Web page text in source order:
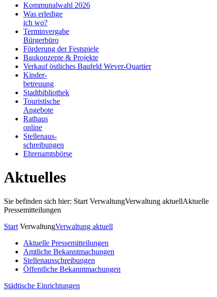
Kommunalwahl 2026
Was erledige
ich wo?
Terminvergabe
Bürgerbüro
Förderung der Festspiele
Baukonzepte & Projekte
Verkauf östliches Baufeld Wever-Quartier
Kinder-
betreuung
Stadtbibliothek
Touristische
Angebote
Rathaus
online
Stellenaus-
schreibungen
Ehrenamtsbörse
Aktuelles
Sie befinden sich hier: Start VerwaltungVerwaltung aktuellAktuelle
Pressemitteilungen
Start VerwaltungVerwaltung aktuell
Aktuelle Pressemitteilungen
Amtliche Bekanntmachungen
Stellenausschreibungen
Öffentliche Bekanntmachungen
Städtische Einrichtungen